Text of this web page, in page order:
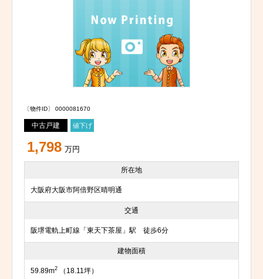
〔物件ID〕 0000081670
中古戸建 値下げ
1,798 万円
所在地
大阪府大阪市阿倍野区晴明通
交通
阪堺電軌上町線「東天下茶屋」駅 徒歩6分
建物面積
59.89m2 （18.11坪）